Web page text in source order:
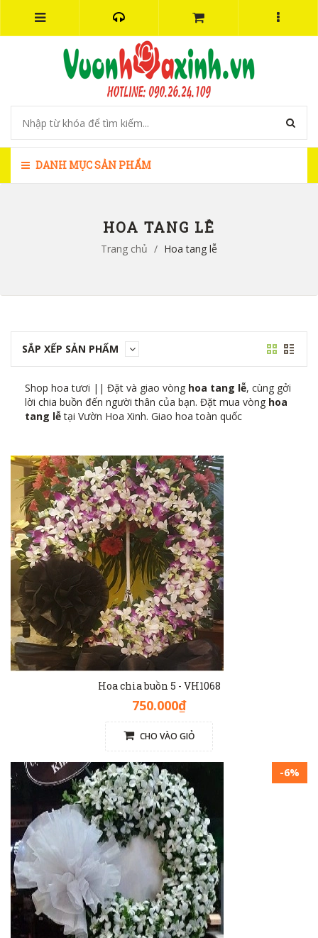
DANH MỤC SẢN PHẨM
HOA TANG LỄ
Trang chủ / Hoa tang lễ
SẮP XẾP SẢN PHẨM
Shop hoa tươi || Đặt và giao vòng hoa tang lễ, cùng gởi
lời chia buồn đến người thân của bạn. Đặt mua vòng hoa
tang lễtại Vườn Hoa Xinh. Giao hoa toàn quốc
Hoa chia buồn 5 - VH1068
750.000₫
CHO VÀO GIỎ
-6%